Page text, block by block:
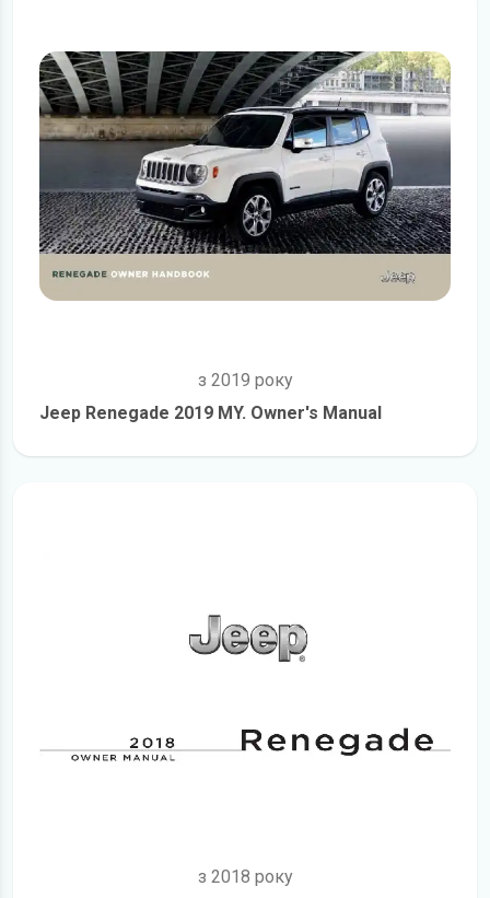
з 2019 року
Jeep Renegade 2019 MY. Owner's Manual
з 2018 року